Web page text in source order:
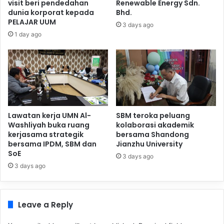
visit beri pendedahan
dunia korporat kepada
PELAJAR UUM
1 day ago
Renewable Energy Sdn.
Bhd.
3 days ago
Lawatan kerja UMN Al-
Washliyah buka ruang
kerjasama strategik
bersama IPDM, SBM dan
SoE
3 days ago
SBM teroka peluang
kolaborasi akademik
bersama Shandong
Jianzhu University
3 days ago
Leave a Reply